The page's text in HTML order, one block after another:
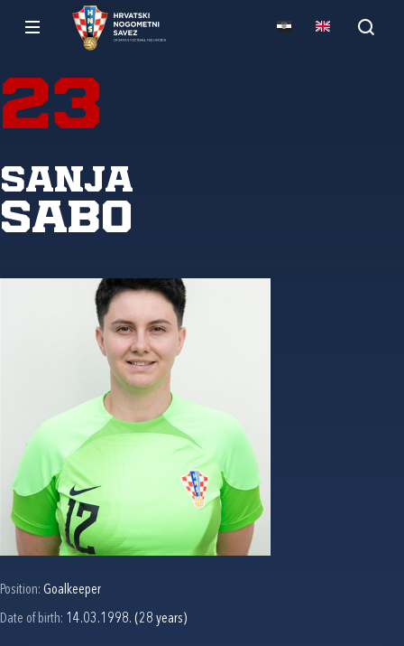
23
Sanja
Sabo
Position: Goalkeeper
Date of birth: 14.03.1998. (28 years)